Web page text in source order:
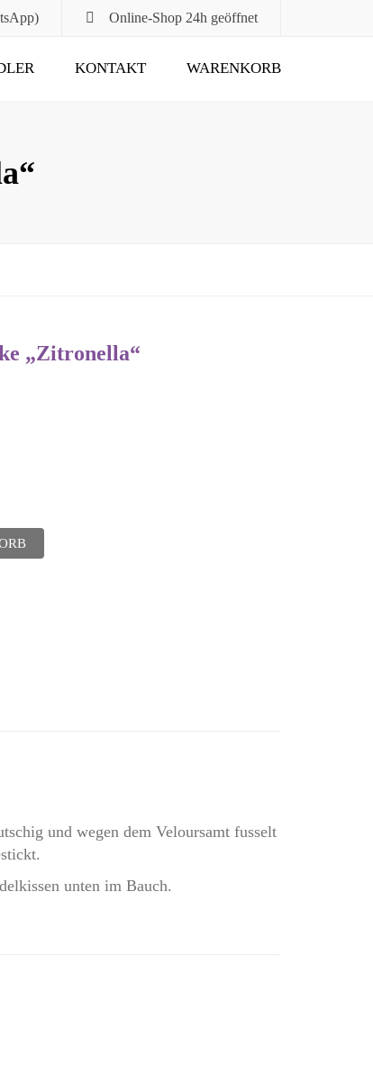
Online-Shop 24h geöffnet
Submit
KONTAKT WARENKORB
„Zitronella“
und wegen dem Veloursamt fusselt
unten im Bauch.